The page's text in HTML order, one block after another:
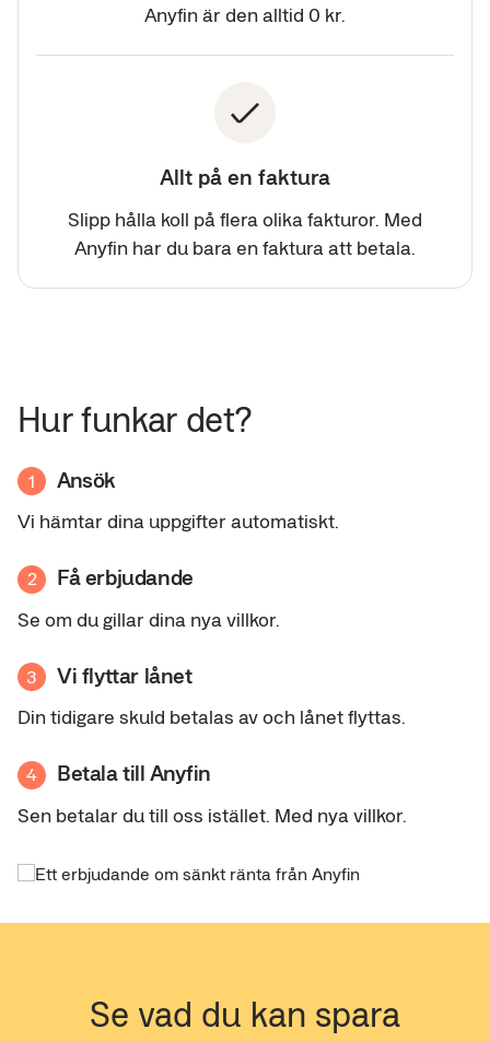
Anyfin är den alltid 0 kr.
Allt på en faktura
Slipp hålla koll på flera olika fakturor. Med
Anyfin har du bara en faktura att betala.
Hur funkar det?
1 Ansök
Vi hämtar dina uppgifter automatiskt.
2 Få erbjudande
Se om du gillar dina nya villkor.
3 Vi flyttar lånet
Din tidigare skuld betalas av och lånet flyttas.
4 Betala till Anyfin
Sen betalar du till oss istället. Med nya villkor.
Se vad du kan spara